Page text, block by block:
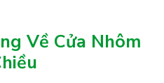
Về Cửa Nhôm